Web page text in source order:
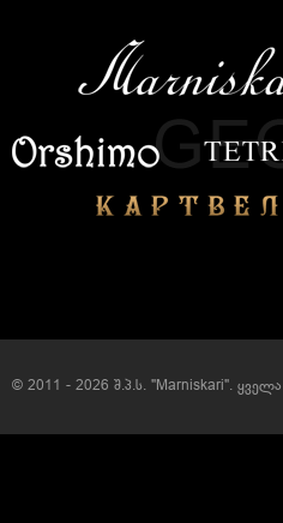
© 2011 - 2026 შ.პ.ს. "Marniskari".